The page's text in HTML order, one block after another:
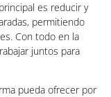
es reducir y
permitiendo
Con todo en la
juntos para
pueda ofrecer por